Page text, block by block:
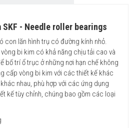
SKF - Needle roller bearings
con lăn hình trụ có đường kính nhỏ.
bi kim có khả năng chịu tải cao và
bố trí ổ trục ở những nơi hạn chế không
cấp vòng bi kim với các thiết kế khác
nhau, phù hợp với các ứng dụng
kế tùy chỉnh, chúng bao gồm các loại